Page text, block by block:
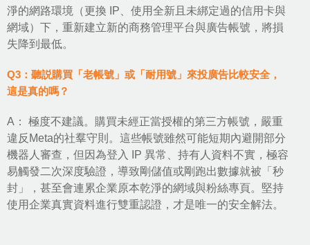
淨的網路環境（更換 IP、使用全新且未綁定過的信用卡與
網域）下，重新建立新的商務管理平台與廣告帳號，將損
失降到最低。
Q3：聽説購買「老帳號」或「耐用號」來投廣告比較安全，
這是真的嗎？
A： 極度不建議。購買未經正當授權的第三方帳號，嚴重
違反Meta的社羣守則。這些帳號雖然可能短期內避開部分
機器人審查，但因為登入 IP 異常、持有人資料不實，極容
易觸發二次深度驗證，導致剛儲值或剛跑出數據就被「秒
封」，甚至會連累企業原本乾淨的網域與粉絲專頁。堅持
使用企業真實資料進行雙重認證，才是唯一的安全解法。